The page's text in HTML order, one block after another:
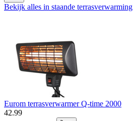
Bekijk alles in staande terrasverwarming
Eurom terrasverwarmer Q-time 2000
42.99